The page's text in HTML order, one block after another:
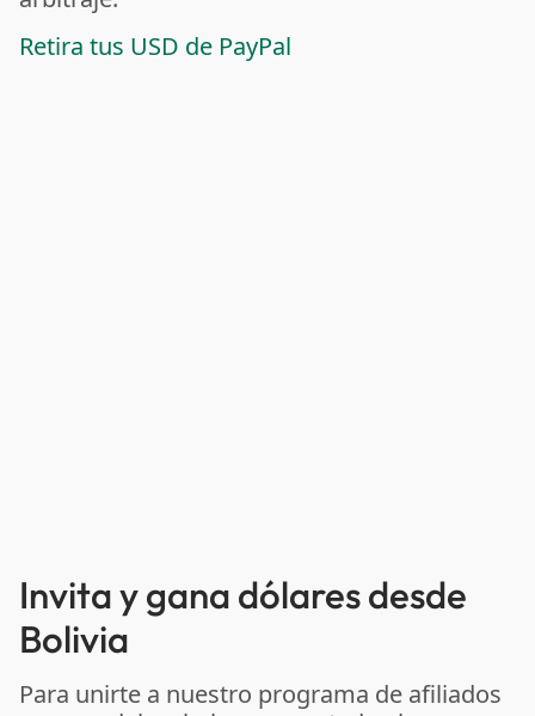
Retira tus USD de PayPal
Invita y gana dólares desde
Bolivia
Para unirte a nuestro programa de afiliados